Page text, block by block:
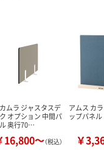
ムラ ジャスタスデ
オプション 中間パ
奥行70…
16,800～（税込）
アムス カ
ップパネル
￥